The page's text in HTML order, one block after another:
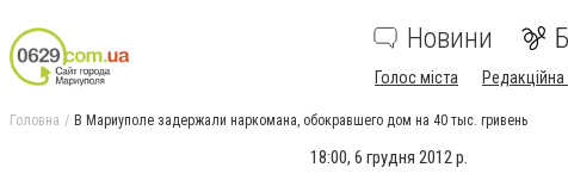
Новини
Голос міста Редакційна
Головна В Мариуполе задержали наркомана, обокравшего дом на 40 тыс. гривень
18:00, 6 грудня 2012 р.